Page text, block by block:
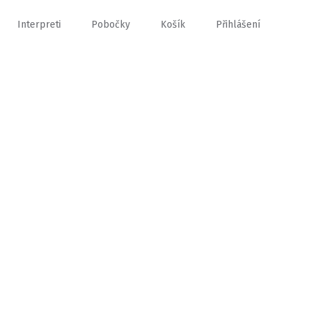
Interpreti Pobočky Košík Přihlášení